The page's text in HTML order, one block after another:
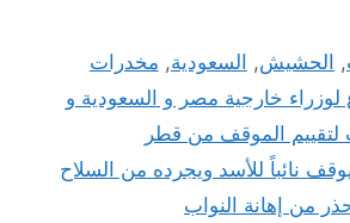
, الحشيش, السعودية, مخدرات
خارجية مصر و السعودية و
لتقييم الموقف من قطر
نائباً للأسد ويجرده من السلاح
من إهانة النواب